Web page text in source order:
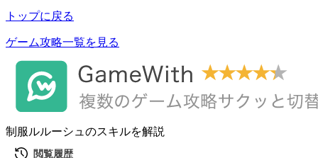
トップに戻る
ゲーム攻略一覧を見る
制服ルルーシュのスキルを解説